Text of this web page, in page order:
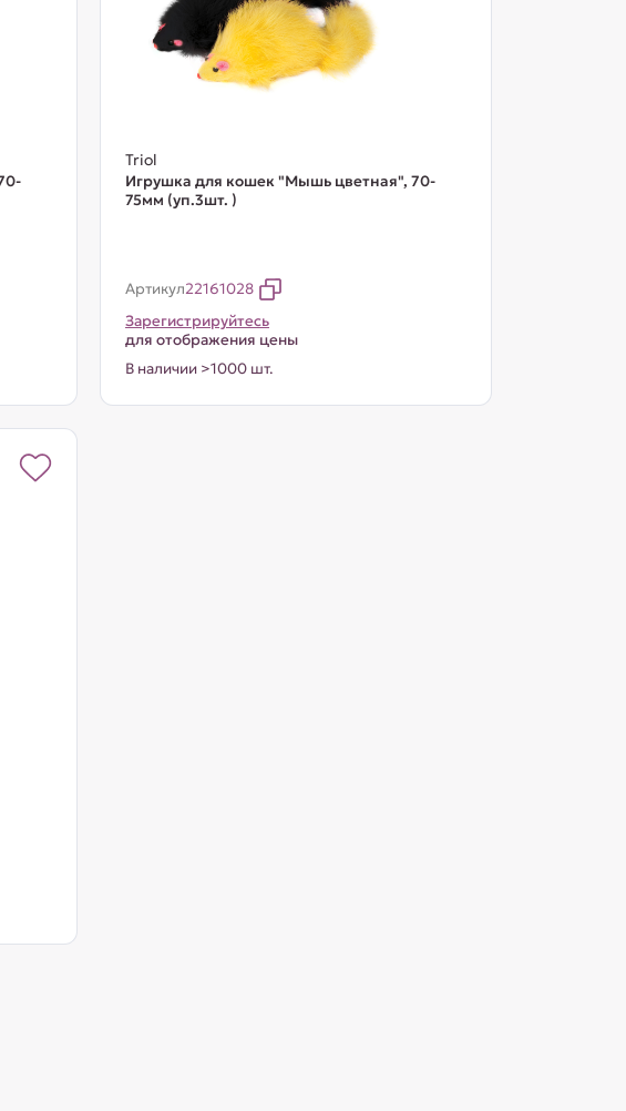
Triol
Игрушка для кошек "Мышь цветная", 70-
75мм (уп.3шт. )
Артикул22161028
Зарегистрируйтесь
для отображения цены
В наличии >1000 шт.